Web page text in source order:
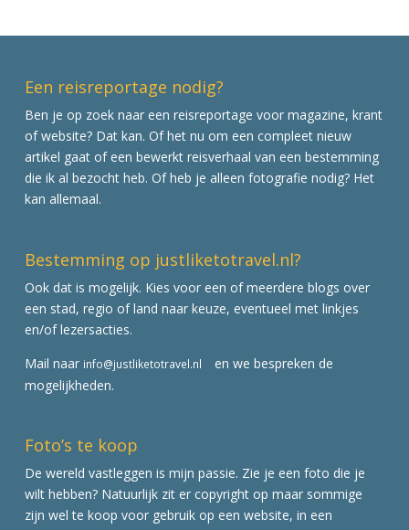
Een reisreportage nodig?
Ben je op zoek naar een reisreportage voor magazine, krant
of website? Dat kan. Of het nu om een compleet nieuw
artikel gaat of een bewerkt reisverhaal van een bestemming
die ik al bezocht heb. Of heb je alleen fotografie nodig? Het
kan allemaal.
Bestemming op justliketotravel.nl?
Ook dat is mogelijk. Kies voor een of meerdere blogs over
een stad, regio of land naar keuze, eventueel met linkjes
en/of lezersacties.
Mail naar info@justliketotravel.nl
en we bespreken de
mogelijkheden.
Foto’s te koop
De wereld vastleggen is mijn passie. Zie je een foto die je
wilt hebben? Natuurlijk zit er copyright op maar sommige
zijn wel te koop voor gebruik op een website, in een